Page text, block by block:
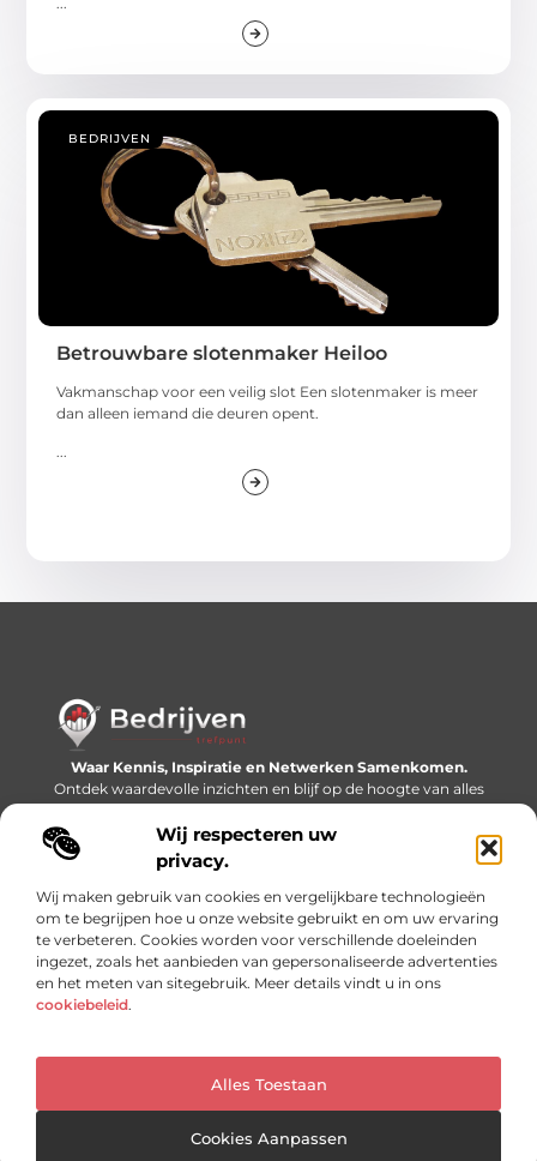
Wij respecteren uw
privacy.
Wij maken gebruik van cookies en vergelijkbare technologieën
om te begrijpen hoe u onze website gebruikt en om uw ervaring
te verbeteren. Cookies worden voor verschillende doeleinden
ingezet, zoals het aanbieden van gepersonaliseerde advertenties
en het meten van sitegebruik. Meer details vindt u in ons
cookiebeleid.
Alles Toestaan
Cookies Aanpassen
BEDRIJVEN
Betrouwbare slotenmaker Heiloo
Vakmanschap voor een veilig slot Een slotenmaker is meer
dan alleen iemand die deuren opent.
Waar Kennis, Inspiratie en Netwerken Samenkomen.
Ontdek waardevolle inzichten en blijf op de hoogte van alles
wat er speelt in de wereld.
Bericht categorie
Onze informatie
@2025 www.bedrijventrefpunt.nl. All Right Reserved.